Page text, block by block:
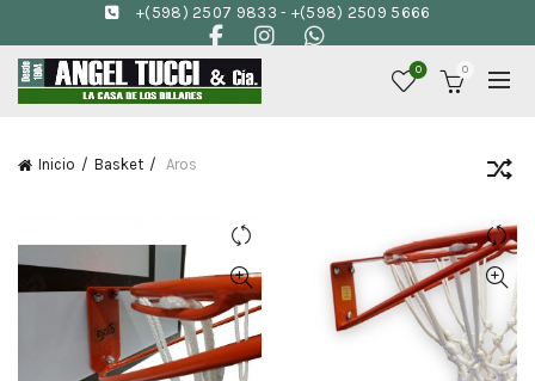
+(598) 2507 9833 - +(598) 2509 5666
0 0
Inicio Basket Aros